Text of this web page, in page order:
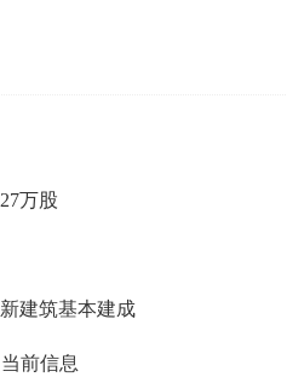
万股
建筑基本建成
前信息